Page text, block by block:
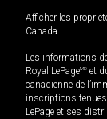
Afficher les
Canada
Les informations
Royal LePageMD et
canadienne de
inscriptions tenues
LePage et ses